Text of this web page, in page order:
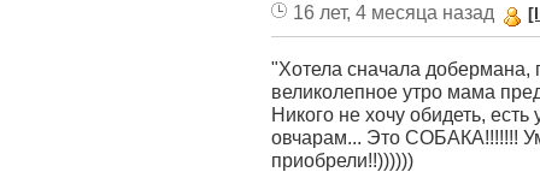
16 лет, 4 месяца назад
"Хотела сначала добермана,
великолепное утро мама
Никого не хочу обидеть,
овчарам... Это СОБАКА!!!!!!!
приобрели!!))))))